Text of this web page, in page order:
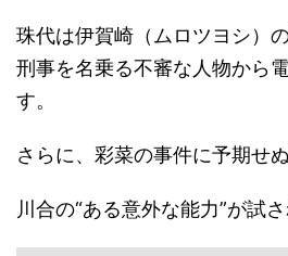
珠代は伊賀崎（ムロツヨシ）
刑事を名乗る不審な人物から
す。
さらに、彩菜の事件に予期せ
川合の“ある意外な能力”が試さ